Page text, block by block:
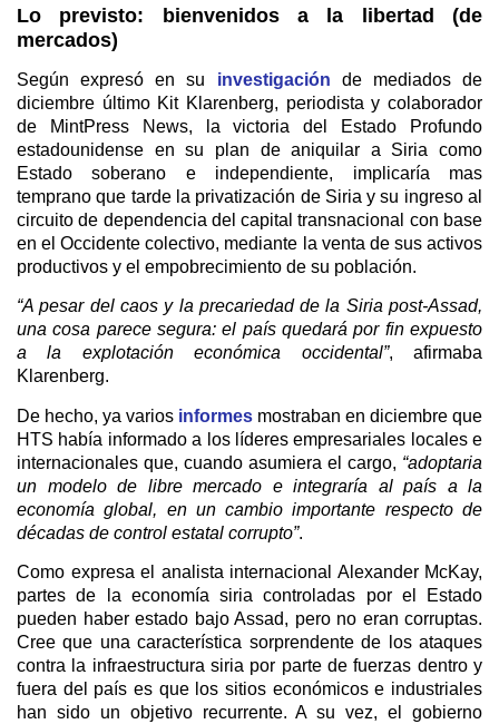
Lo previsto: bienvenidos a la libertad (de
mercados)
Según expresó en su investigación de mediados de
diciembre último Kit Klarenberg, periodista y colaborador
de MintPress News, la victoria del Estado Profundo
estadounidense en su plan de aniquilar a Siria como
Estado soberano e independiente, implicaría mas
temprano que tarde la privatización de Siria y su ingreso al
circuito de dependencia del capital transnacional con base
en el Occidente colectivo, mediante la venta de sus activos
productivos y el empobrecimiento de su población.
“A pesar del caos y la precariedad de la Siria post-Assad,
una cosa parece segura: el país quedará por fin expuesto
a la explotación económica occidental”, afirmaba
Klarenberg.
De hecho, ya varios informes mostraban en diciembre que
HTS había informado a los líderes empresariales locales e
internacionales que, cuando asumiera el cargo, “adoptaria
un modelo de libre mercado e integraría al país a la
economía global, en un cambio importante respecto de
décadas de control estatal corrupto”.
Como expresa el analista internacional Alexander McKay,
partes de la economía siria controladas por el Estado
pueden haber estado bajo Assad, pero no eran corruptas.
Cree que una característica sorprendente de los ataques
contra la infraestructura siria por parte de fuerzas dentro y
fuera del país es que los sitios económicos e industriales
han sido un objetivo recurrente. A su vez, el gobierno